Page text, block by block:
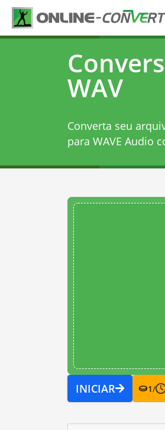
WAV
Converta seu
para WAVE Audio
INICIAR 1/